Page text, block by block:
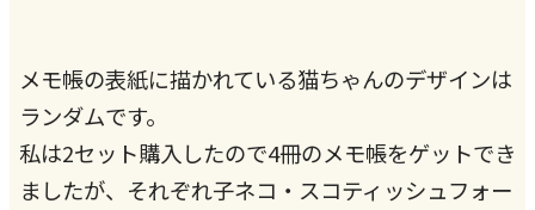
メモ帳の表紙に描かれている猫ちゃんのデザインは
ランダムです。
私は2セット購入したので4冊のメモ帳をゲットでき
ましたが、それぞれ子ネコ・スコティッシュフォー